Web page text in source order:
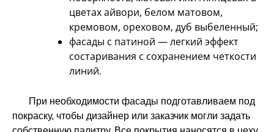
цветах айвори, белом матовом,
кремовом, ореховом, дуб выбеленный;
фасады с патиной — легкий эффект
состаривания с сохранением четкости
линий.
При необходимости фасады подготавливаем под
покраску, чтобы дизайнер или заказчик могли задать